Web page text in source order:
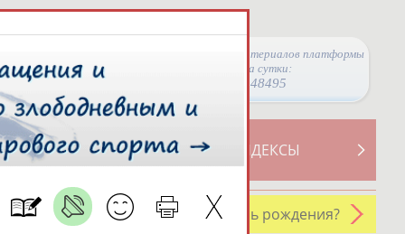
Просмотры материалов платформы
за сутки:
48495
СВОДНЫЕ ИНДЕКСЫ
У кого сегодня день рождения?